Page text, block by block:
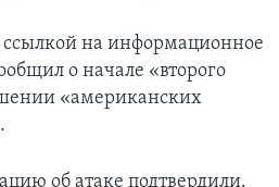
ссылкой на информационное
о начале «второго
«американских
об атаке подтвердили.